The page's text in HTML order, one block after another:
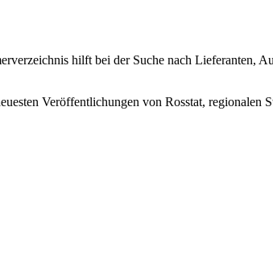
hilft bei der Suche nach Lieferanten,
Veröffentlichungen von Rosstat, regionalen